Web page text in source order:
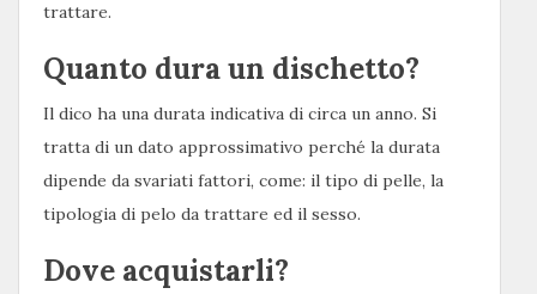
trattare.
Quanto dura un dischetto?
Il dico ha una durata indicativa di circa un anno. Si
tratta di un dato approssimativo perché la durata
dipende da svariati fattori, come: il tipo di pelle, la
tipologia di pelo da trattare ed il sesso.
Dove acquistarli?